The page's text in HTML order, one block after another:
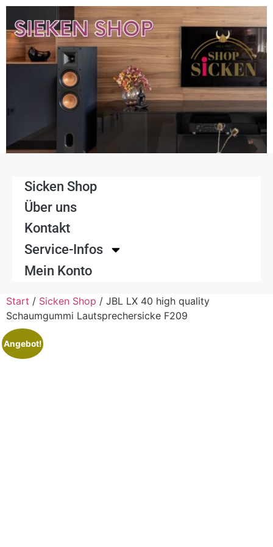
Sicken Shop
Über uns
Kontakt
Service-Infos
Mein Konto
Start / Sicken Shop / JBL LX 40 high quality
Schaumgummi Lautsprechersicke F209
Angebot!